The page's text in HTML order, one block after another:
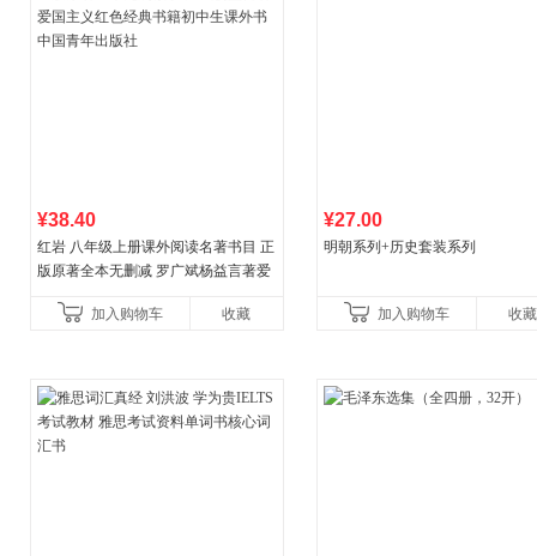
¥38.40
红岩 八年级上册课外阅读名著书目 正
版原著全本无删减 罗广斌杨益言著爱
国青年出版社加入购物车 收藏
¥27.00
明朝系列+历史套装系列
加入购物车 收藏